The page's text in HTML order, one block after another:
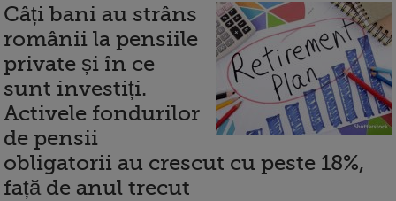
Câți bani au strâns
românii la pensiile
private și în ce
sunt investiți.
Activele fondurilor
de pensii
obligatorii au crescut cu peste 18%,
față de anul trecut